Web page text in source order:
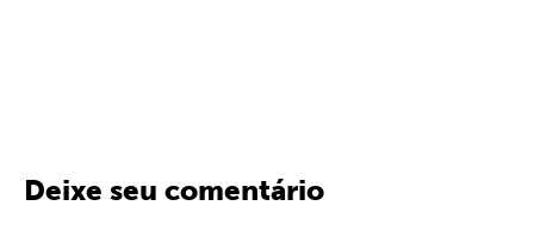
Deixe seu comentário